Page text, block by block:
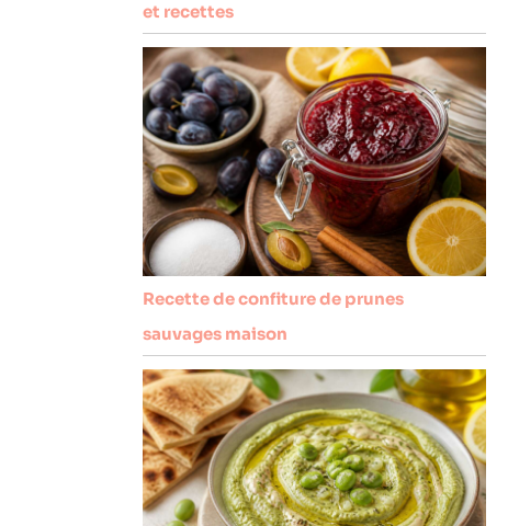
et recettes
Recette de confiture de prunes
sauvages maison